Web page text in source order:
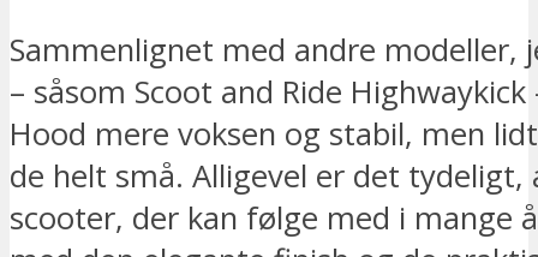
Sammenlignet med andre modeller,
– såsom Scoot and Ride
Hood mere voksen og stabil, men
de helt små. Alligevel er det tydeligt,
scooter, der kan følge med i mange